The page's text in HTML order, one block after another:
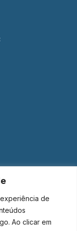
de
Ao clicar em